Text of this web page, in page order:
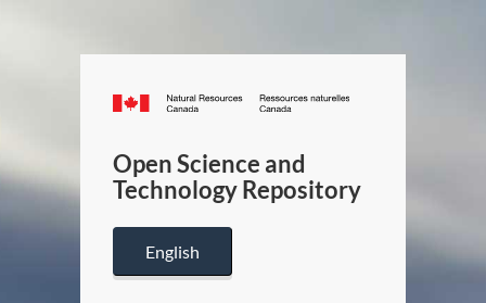
Canada.ca
/
Canada
Open Science and
Technology Repository
English